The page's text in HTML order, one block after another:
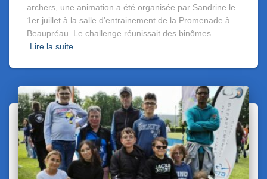
archers, une animation a été organisée par Sandrine le
1er juillet à la salle d’entrainement de la Promenade à
Beaupréau. Le challenge réunissait des binômes
Lire la suite